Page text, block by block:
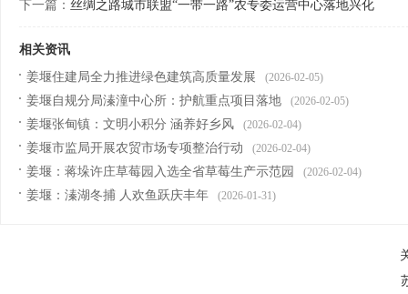
下一篇： 丝绸之路城市联盟“一带一路”农专委运营中心落地兴化
相关资讯
姜堰住建局全力推进绿色建筑高质量发展 (2026-02-05)
姜堰自规分局溱潼中心所：护航重点项目落地 (2026-02-05)
姜堰张甸镇：文明小积分 涵养好乡风 (2026-02-04)
姜堰市监局开展农贸市场专项整治行动 (2026-02-04)
姜堰：蒋垛许庄草莓园入选全省草莓生产示范园 (2026-02-04)
姜堰：溱湖冬捕 人欢鱼跃庆丰年 (2026-01-31)